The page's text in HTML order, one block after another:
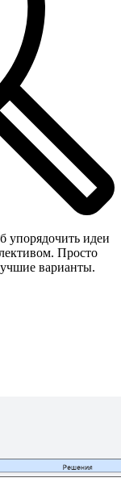
упорядочить идеи
Просто
варианты.